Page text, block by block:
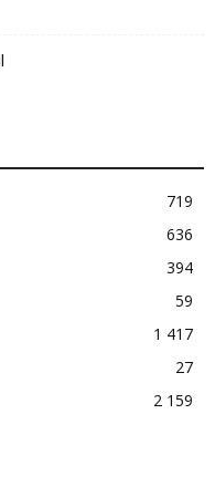
719
636
394
59
1 417
27
2 159